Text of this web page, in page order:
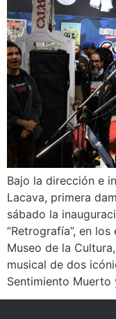
Bajo la dirección e
Lacava, primera
sábado la
“Retrografía”, en
Museo de la
musical de dos
Sentimiento